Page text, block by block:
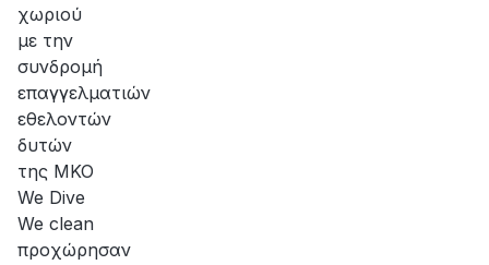
χωριού
με την
συνδρομή
επαγγελματιών
εθελοντών
δυτών
της ΜΚΟ
We Dive
We clean
προχώρησαν